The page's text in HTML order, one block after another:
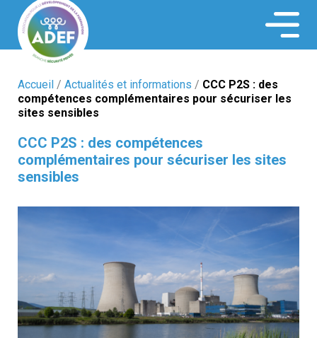
ADEF Securité
Accueil / Actualités et informations / CCC P2S : des
compétences complémentaires pour sécuriser les
sites sensibles
CCC P2S : des compétences
complémentaires pour sécuriser les sites
sensibles